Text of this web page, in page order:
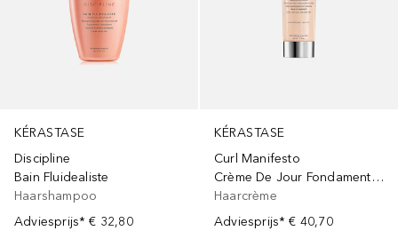
KÉRASTASE
Discipline
Bain Fluidealiste
Haarshampoo
Adviesprijs* € 32,80
KÉRASTASE
Curl Manifesto
Crème De Jour Fondamentale
Haarcrème
Adviesprijs* € 40,70